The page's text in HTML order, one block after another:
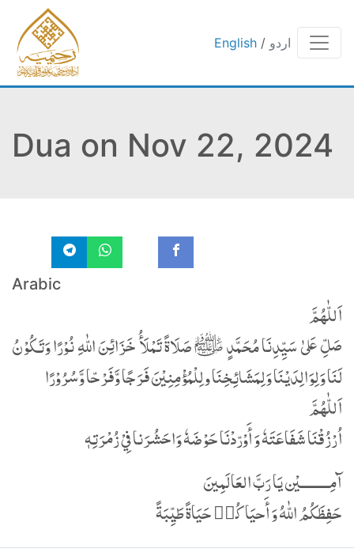
English / اردو
Dua on Nov 22, 2024
Arabic
اَللّٰهُمَّ
صَلِّ عَلیٰ سَیِّدِنَا مُحَمَّدٍ ﷺ صَلَاةً تَمْلَأُ خَزَائِنَ اللّٰهِ نُوْرًا وَتَکُوْنُ
لَنَا وَلِوَالِدَیْنَا وَلِمَشَائِخِنَا ولِلْمُؤْمِنِیْنَ فَرَجًا وَّفَرْحّا وَّسُرُوْرًا
اَللّٰهُمَّ
اُرْزُقْنَا شَفَاعَتَهٗ وَ أَوْرّدْنَا حَوْضَهٗ وَاحَشُرَنا فِيْ زُمْرَتِهٖ
آمِـــــــــيْن يَا رَبَّ العَالَمِينَ
حَفِظَكُمُ اللّٰهُ وَ أَحيَاكُم٘ حَيَاةً طَيِّبَةً